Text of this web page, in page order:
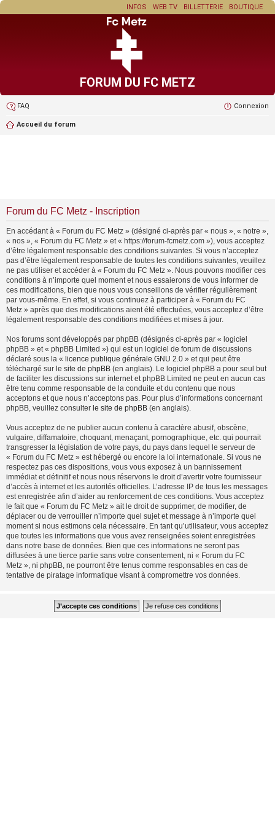
BOUTIQUE
BILLETTERIE
WEB TV
INFOS
FORUM DU FC METZ
FAQ Connexion
Accueil du forum
Forum du FC Metz - Inscription
En accédant à « Forum du FC Metz » (désigné ci-après par « nous », « notre »,
« nos », « Forum du FC Metz » et « https://forum-fcmetz.com »), vous acceptez
d’être légalement responsable des conditions suivantes. Si vous n’acceptez
pas d’être légalement responsable de toutes les conditions suivantes, veuillez
ne pas utiliser et accéder à « Forum du FC Metz ». Nous pouvons modifier ces
conditions à n’importe quel moment et nous essaierons de vous informer de
ces modifications, bien que nous vous conseillons de vérifier régulièrement
par vous-même. En effet, si vous continuez à participer à « Forum du FC
Metz » après que des modifications aient été effectuées, vous acceptez d’être
légalement responsable des conditions modifiées et mises à jour.
Nos forums sont développés par phpBB (désignés ci-après par « logiciel
phpBB » et « phpBB Limited ») qui est un logiciel de forum de discussions
déclaré sous la « licence publique générale GNU 2.0 » et qui peut être
téléchargé sur le site de phpBB (en anglais). Le logiciel phpBB a pour seul but
de faciliter les discussions sur internet et phpBB Limited ne peut en aucun cas
être tenu comme responsable de la conduite et du contenu que nous
acceptons et que nous n’acceptons pas. Pour plus d’informations concernant
phpBB, veuillez consulter le site de phpBB (en anglais).
Vous acceptez de ne publier aucun contenu à caractère abusif, obscène,
vulgaire, diffamatoire, choquant, menaçant, pornographique, etc. qui pourrait
transgresser la législation de votre pays, du pays dans lequel le serveur de
« Forum du FC Metz » est hébergé ou encore la loi internationale. Si vous ne
respectez pas ces dispositions, vous vous exposez à un bannissement
immédiat et définitif et nous nous réservons le droit d’avertir votre fournisseur
d’accès à internet et les autorités officielles. L’adresse IP de tous les messages
est enregistrée afin d’aider au renforcement de ces conditions. Vous acceptez
le fait que « Forum du FC Metz » ait le droit de supprimer, de modifier, de
déplacer ou de verrouiller n’importe quel sujet et message à n’importe quel
moment si nous estimons cela nécessaire. En tant qu’utilisateur, vous acceptez
que toutes les informations que vous avez renseignées soient enregistrées
dans notre base de données. Bien que ces informations ne seront pas
diffusées à une tierce partie sans votre consentement, ni « Forum du FC
Metz », ni phpBB, ne pourront être tenus comme responsables en cas de
tentative de piratage informatique visant à compromettre vos données.